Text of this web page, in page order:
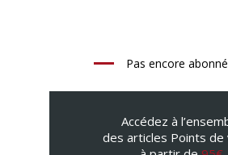
Pas encore
Accédez à
des articles Points de